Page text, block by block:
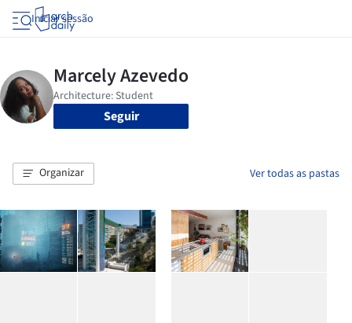
Iniciar sessão
Seguir
Organizar Ver todas as pastas